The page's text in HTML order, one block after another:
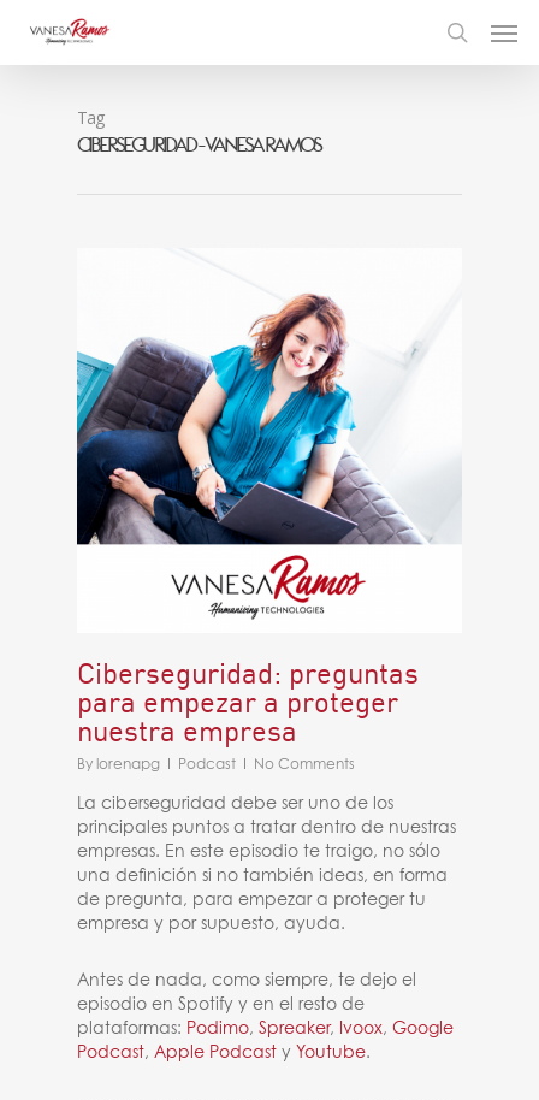
Tag
Ciberseguridad - Vanesa Ramos
Ciberseguridad: preguntas
para empezar a proteger
nuestra empresa
By lorenapg Podcast No Comments
La ciberseguridad debe ser uno de los
principales puntos a tratar dentro de nuestras
empresas. En este episodio te traigo, no sólo
una definición si no también ideas, en forma
de pregunta, para empezar a proteger tu
empresa y por supuesto, ayuda.
Antes de nada, como siempre, te dejo el
episodio en Spotify y en el resto de
plataformas: Podimo,Spreaker, Ivoox,Google
Podcast,Apple Podcast y Youtube.